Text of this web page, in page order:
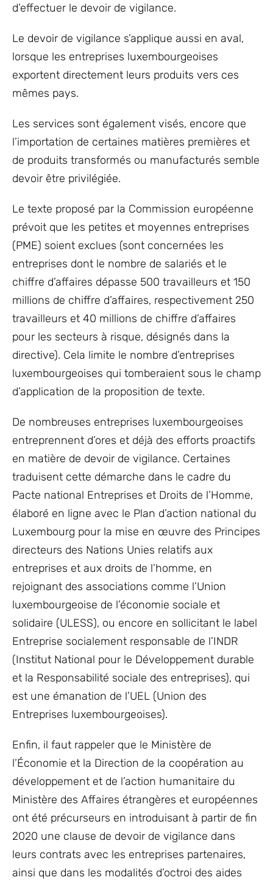
d’effectuer le devoir de vigilance.
Le devoir de vigilance s’applique aussi en aval,
lorsque les entreprises luxembourgeoises
exportent directement leurs produits vers ces
mêmes pays.
Les services sont également visés, encore que
l’importation de certaines matières premières et
de produits transformés ou manufacturés semble
devoir être privilégiée.
Le texte proposé par la Commission européenne
prévoit que les petites et moyennes entreprises
(PME) soient exclues (sont concernées les
entreprises dont le nombre de salariés et le
chiffre d’affaires dépasse 500 travailleurs et 150
millions de chiffre d’affaires, respectivement 250
travailleurs et 40 millions de chiffre d’affaires
pour les secteurs à risque, désignés dans la
directive). Cela limite le nombre d’entreprises
luxembourgeoises qui tomberaient sous le champ
d’application de la proposition de texte.
De nombreuses entreprises luxembourgeoises
entreprennent d’ores et déjà des efforts proactifs
en matière de devoir de vigilance. Certaines
traduisent cette démarche dans le cadre du
Pacte national Entreprises et Droits de l’Homme,
élaboré en ligne avec le Plan d’action national du
Luxembourg pour la mise en œuvre des Principes
directeurs des Nations Unies relatifs aux
entreprises et aux droits de l’homme, en
rejoignant des associations comme l’Union
luxembourgeoise de l’économie sociale et
solidaire (ULESS), ou encore en sollicitant le label
Entreprise socialement responsable de l’INDR
(Institut National pour le Développement durable
et la Responsabilité sociale des entreprises), qui
est une émanation de l’UEL (Union des
Entreprises luxembourgeoises).
Enfin, il faut rappeler que le Ministère de
l’Économie et la Direction de la coopération au
développement et de l’action humanitaire du
Ministère des Affaires étrangères et européennes
ont été précurseurs en introduisant à partir de fin
2020 une clause de devoir de vigilance dans
leurs contrats avec les entreprises partenaires,
ainsi que dans les modalités d’octroi des aides